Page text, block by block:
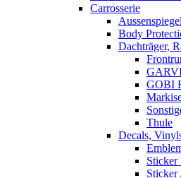
Carrosserie
Aussenspiegel
Body
Dachträger,
GOBI
Thule
Decals,
Sticker
Sticker